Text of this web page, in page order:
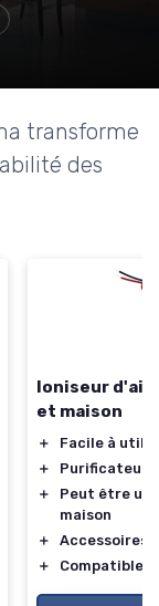
transforme
des
Ioniseur
et maison
＋
Facile à
＋
Purificateur
＋
Peut être
maison
＋
Accessoires
＋
Compatible